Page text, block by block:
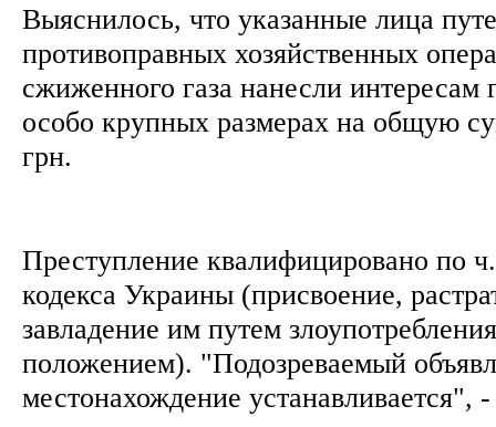
Выяснилось, что указанные лица
противоправных хозяйственных
сжиженного газа нанесли интересам
особо крупных размерах на общую
грн.
Преступление квалифицировано по
кодекса Украины (присвоение,
завладение им путем
положением). "Подозреваемый
местонахождение устанавливается",